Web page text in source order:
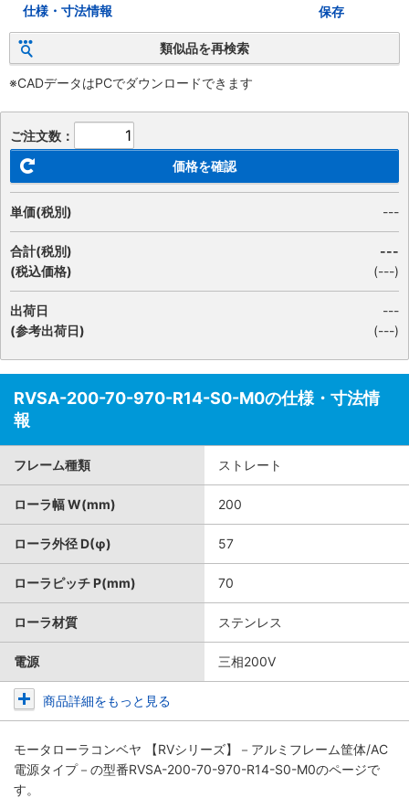
仕様・寸法情報 保存
類似品を再検索
※CADデータはPCでダウンロードできます
ご注文数：
価格を確認
単価(税別) ---
合計(税別)
(税込価格)
---
(---)
出荷日
(参考出荷日)
---
(---)
RVSA-200-70-970-R14-S0-M0の仕様・寸法情
報
フレーム種類 ストレート
ローラ幅 W(mm) 200
ローラ外径 D(φ) 57
ローラピッチ P(mm) 70
ローラ材質 ステンレス
電源 三相200V
商品詳細をもっと見る
モータローラコンベヤ 【RVシリーズ】－アルミフレーム筐体/AC
電源タイプ－ の型番RVSA-200-70-970-R14-S0-M0のページで
す。